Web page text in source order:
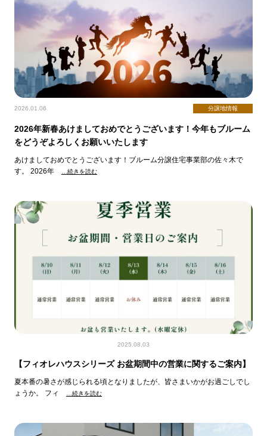
2026.01.06 分譲地情報
2026年新春あけましておめでとうございます！今年もブルーム
をどうぞよろしくお願いいたします
あけましておめでとうございます！ブルーム分譲住宅事業部の佐々木で
す。 2026年
…続きを読む
2025.08.03
【フィオレハウスシリーズ お盆期間中の営業に関するご案内】
夏本番の暑さが感じられる頃となりましたが、皆さまいかがお過ごしでし
ょうか。 フィ
…続きを読む